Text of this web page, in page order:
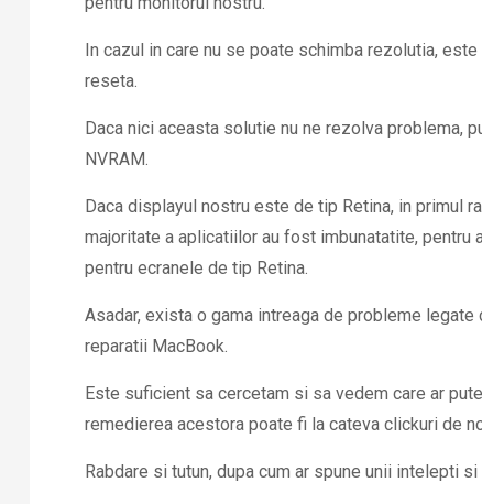
In cazul in care nu se poate schimba rezolutia,
reseta.
Daca nici aceasta solutie nu ne rezolva problema,
NVRAM.
Daca displayul nostru este de tip Retina, in primul
majoritate a aplicatiilor au fost imbunatatite,
pentru ecranele de tip Retina.
Asadar, exista o gama intreaga de probleme
reparatii MacBook.
Este suficient sa cercetam si sa vedem care ar
remedierea acestora poate fi la cateva clickuri de
Rabdare si tutun, dupa cum ar spune unii intelepti